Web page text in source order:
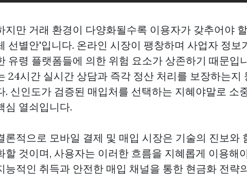
지만 거래 환경이 다양화될수록 이용자가 갖추어야
선별안'입니다. 온라인 시장이 팽창하며 사업자 정보
유령 플랫폼들에 의한 위험 요소가 상존하기 때문입
24시간 실시간 상담과 즉각 정산 처리를 보장하는지
. 신인도가 검증된 매입처를 선택하는 지혜야말로 소
심 열쇠입니다.
론적으로 모바일 결제 및 매입 시장은 기술의 진보와
할 것이며, 사용자는 이러한 흐름을 지혜롭게 이용해
능적인 취득과 안전한 매입 채널을 통한 현금화 전략